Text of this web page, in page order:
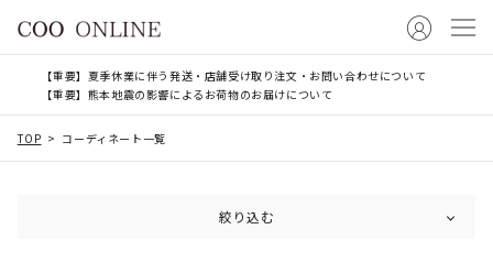
【重要】夏季休業に伴う発送・店舗受け取り注文・お問い合わせについて
【重要】熊本地震の影響によるお荷物のお届けについて
TOP コーディネート一覧
絞り込む